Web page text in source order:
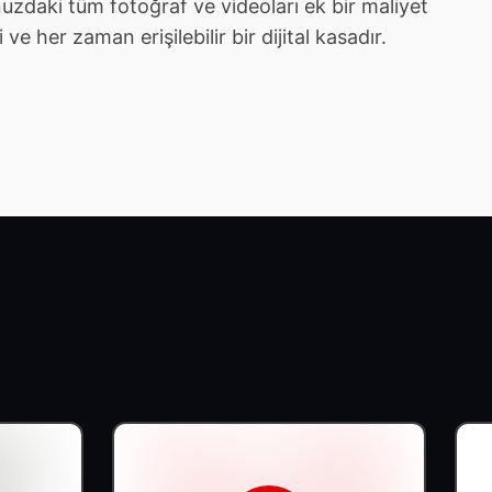
tüm fotoğraf ve videoları ek bir maliyet
her zaman erişilebilir bir dijital kasadır.